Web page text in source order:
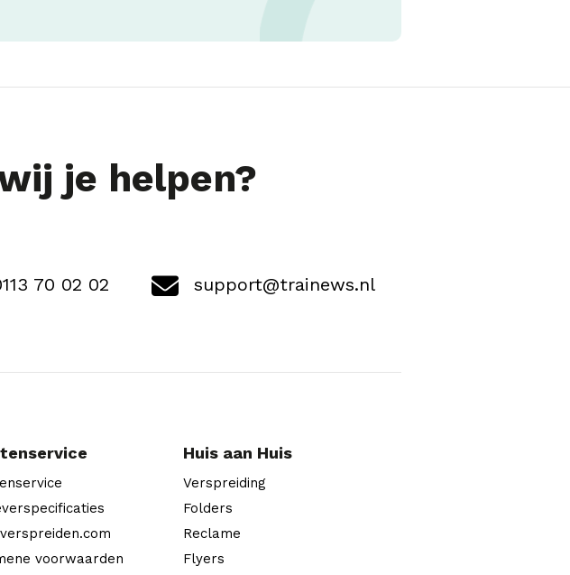
je helpen?
70 02 02 support@trainews.nl
voorwaarden
Huis aan Huis
Verspreiding
Folders
Reclame
Flyers